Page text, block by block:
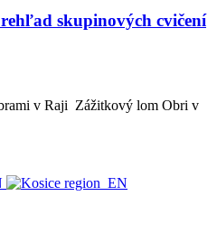
skupinových cvičení
v Raji Zážitkový lom Obri v